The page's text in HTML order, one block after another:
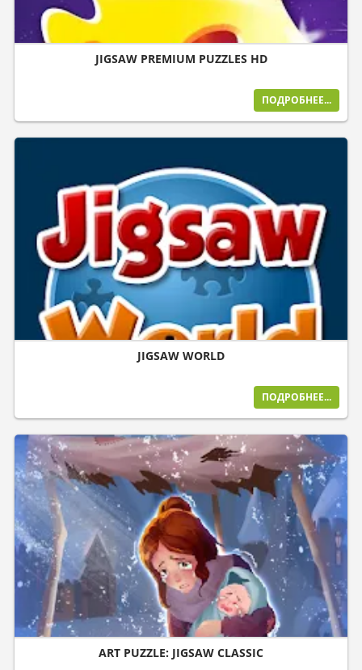
JIGSAW PREMIUM PUZZLES HD
ПОДРОБНЕЕ...
JIGSAW WORLD
ПОДРОБНЕЕ...
ART PUZZLE: JIGSAW CLASSIC